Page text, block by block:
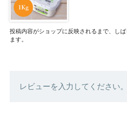
投稿内容がショップに反映されるまで、し
ます。
レビューを入力してください。